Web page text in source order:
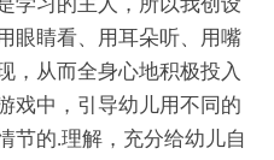
学习的主人，所以我创设
眼睛看、用耳朵听、用嘴
，从而全身心地积极投入
戏中，引导幼儿用不同的
节的.理解，充分给幼儿自